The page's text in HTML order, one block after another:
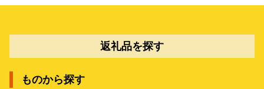
返礼品を探す
ものから探す